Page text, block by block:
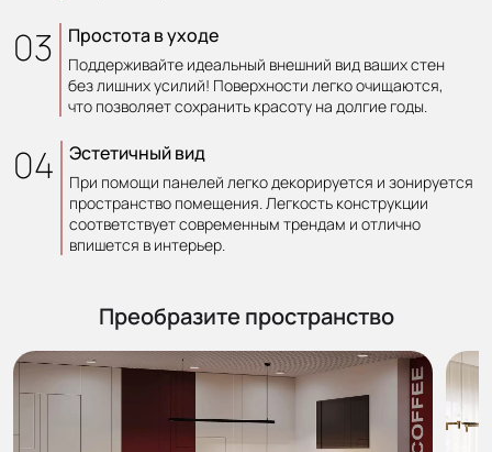
03 Простота в уходе
Поддерживайте идеальный внешний вид ваших стен
без лишних усилий! Поверхности легко очищаются,
что позволяет сохранить красоту на долгие годы.
04 Эстетичный вид
При помощи панелей легко декорируется и зонируется
пространство помещения. Легкость конструкции
соответствует современным трендам и отлично
впишется в интерьер.
Преобразите пространство